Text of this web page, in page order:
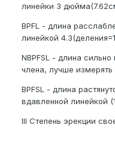
линейки 3
BPFL - длина
линейкой
NBPFSL - длина
члена, лучше
BPFSL - длина
вдавленной линейкой
III Степень эрекции